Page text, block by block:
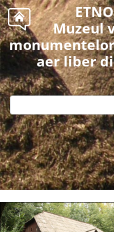
Muzeul
aer liber